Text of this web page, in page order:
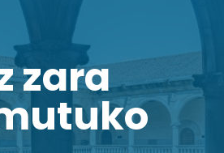
zara